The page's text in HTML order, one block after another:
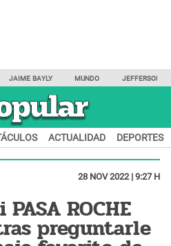
JAIME BAYLY MUNDO JEFFERSON
ACTUALIDAD DEPORTES
28 NOV 2022 | 9:27 H
ROCHE
preguntarle